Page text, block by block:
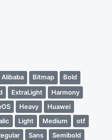
Alibaba Bitmap
Bold
ExtraLight
Harmony
Heavy
Huawei
Light Medium
otf
Sans Semibold